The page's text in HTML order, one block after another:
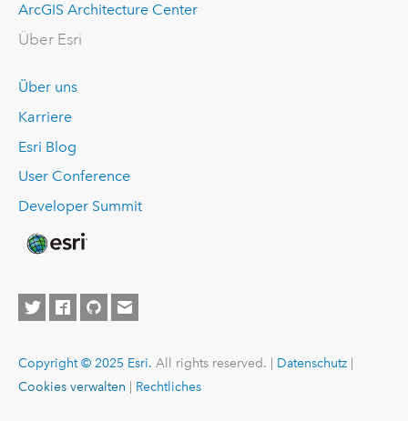
ArcGIS Architecture Center
Über Esri
Über uns
Karriere
Esri Blog
User Conference
Developer Summit
Copyright © 2025 Esri. All rights reserved. | Datenschutz|
Cookies verwalten
Rechtliches